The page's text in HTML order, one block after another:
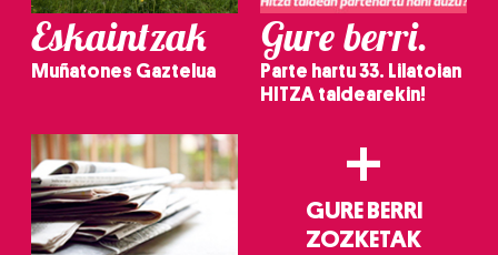
Eskaintzak
Muñatones Gaztelua
Gure berri.
Parte hartu 33. Lilatoian
HITZA taldearekin!
+
GURE BERRI
ZOZKETAK